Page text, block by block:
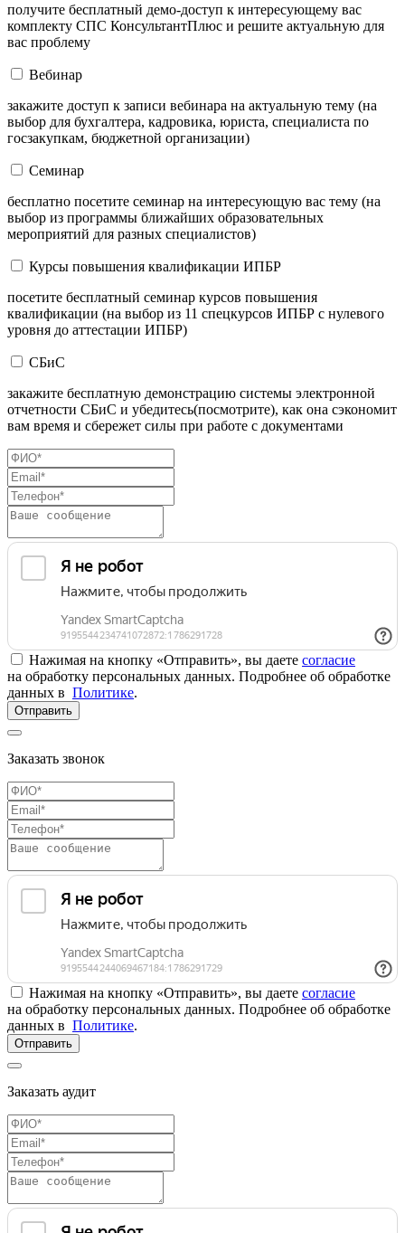
получите бесплатный демо-доступ к интересующему вас
комплекту СПС КонсультантПлюс и решите актуальную для
вас проблему
Вебинар
закажите доступ к записи вебинара на актуальную тему (на
выбор для бухгалтера, кадровика, юриста, специалиста по
госзакупкам, бюджетной организации)
Семинар
бесплатно посетите семинар на интересующую вас тему (на
выбор из программы ближайших образовательных
мероприятий для разных специалистов)
Курсы повышения квалификации ИПБР
посетите бесплатный семинар курсов повышения
квалификации (на выбор из 11 спецкурсов ИПБР с нулевого
уровня до аттестации ИПБР)
СБиС
закажите бесплатную демонстрацию системы электронной
отчетности СБиС и убедитесь(посмотрите), как она сэкономит
вам время и сбережет силы при работе с документами
Нажимая на кнопку «Отправить», вы даете согласие
на обработку персональных данных. Подробнее об обработке
данных в Политике.
Отправить
Заказать звонок
Нажимая на кнопку «Отправить», вы даете согласие
на обработку персональных данных. Подробнее об обработке
данных в Политике.
Отправить
Заказать аудит